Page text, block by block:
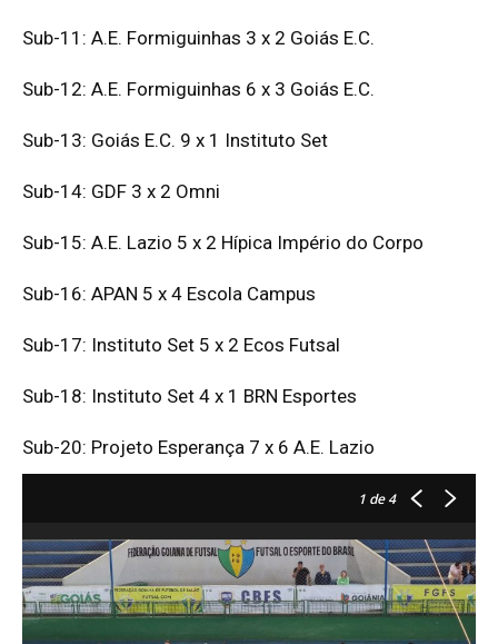
Sub-11: A.E. Formiguinhas 3 x 2 Goiás E.C.
Sub-12: A.E. Formiguinhas 6 x 3 Goiás E.C.
Sub-13: Goiás E.C. 9 x 1 Instituto Set
Sub-14: GDF 3 x 2 Omni
Sub-15: A.E. Lazio 5 x 2 Hípica Império do Corpo
Sub-16: APAN 5 x 4 Escola Campus
Sub-17: Instituto Set 5 x 2 Ecos Futsal
Sub-18: Instituto Set 4 x 1 BRN Esportes
Sub-20: Projeto Esperança 7 x 6 A.E. Lazio
1 de 4